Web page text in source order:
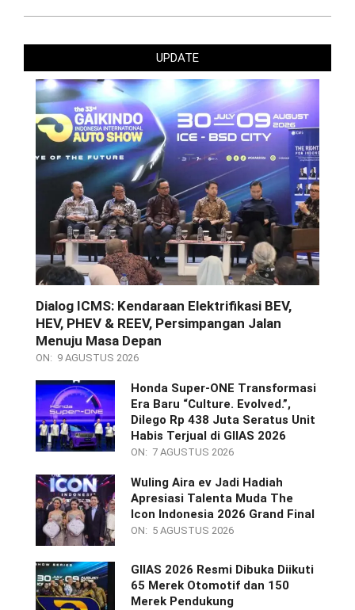
UPDATE
Dialog ICMS: Kendaraan Elektrifikasi BEV,
HEV, PHEV & REEV, Persimpangan Jalan
Menuju Masa Depan
ON: 9 AGUSTUS 2026
Honda Super-ONE Transformasi
Era Baru “Culture. Evolved.”,
Dilego Rp 438 Juta Seratus Unit
Habis Terjual di GIIAS 2026
ON: 7 AGUSTUS 2026
Wuling Aira ev Jadi Hadiah
Apresiasi Talenta Muda The
Icon Indonesia 2026 Grand Final
ON: 5 AGUSTUS 2026
GIIAS 2026 Resmi Dibuka Diikuti
65 Merek Otomotif dan 150
Merek Pendukung